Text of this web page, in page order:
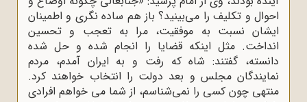
احوال و تکلیف را می‌بینید؟ باز هم ساده‌ نگری و اطمینان
ایشان نسبت به موفقیت، مرا به تعجب و تحسین
انداخت. مثل اینکه قضایا را انجام شده و حل شده
دانسته، گفتند: شاه که رفت و به ایران آمدم، مردم
نمایندگان مجلس و بعد دولت را انتخاب خواهند کرد.
منتهی چون کسی را نمی‌شناسم، از شما می خواهم افرادی